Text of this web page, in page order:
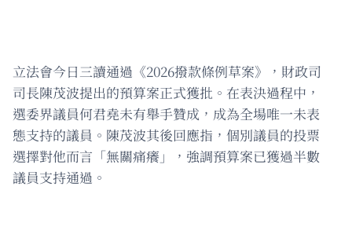
立法會今日三讀通過《2026撥款條例草案》，財政司
司長陳茂波提出的預算案正式獲批。在表決過程中，
選委界議員何君堯未有舉手贊成，成為全場唯一未表
態支持的議員。陳茂波其後回應指，個別議員的投票
選擇對他而言「無關痛癢」，強調預算案已獲過半數
議員支持通過。